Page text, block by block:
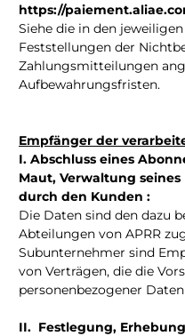
https://
Siehe die in den
Feststellungen der
Zahlungsmitteilungen
Aufbewahrungsfristen.
Empfänger der
I. Abschluss eines
Maut, Verwaltung
durch den Kunden :
Die Daten sind den dazu
Abteilungen von APRR
Subunternehmer sind
von Verträgen, die die
personenbezogener
II. Festlegung,